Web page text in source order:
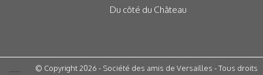
Du côté du Château
© Copyright 2026 - Société des amis de Versailles - Tous droits